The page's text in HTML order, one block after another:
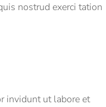
nostrud exerci tation
invidunt ut labore et